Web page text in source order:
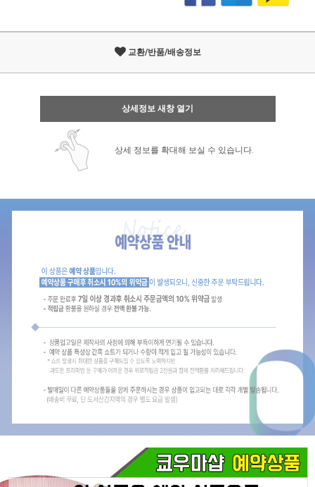
교환/반품/배송정보
상세정보 새창 열기
상세 정보를 확대해 보실 수 있습니다.